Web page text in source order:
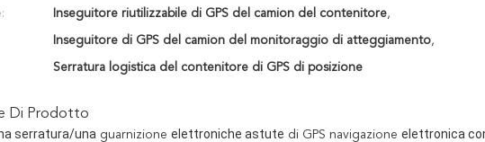
Inseguitore riutilizzabile di GPS del camion del contenitore,
Inseguitore di GPS del camion del monitoraggio di atteggiamento,
Serratura logistica del contenitore di GPS di posizione
Di Prodotto
serratura/una guarnizione elettroniche astute di GPS navigazione elettronica